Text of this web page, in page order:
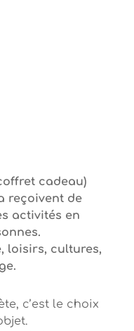
cadeau)
reçoivent de
activités en
loisirs, cultures,
c’est le choix